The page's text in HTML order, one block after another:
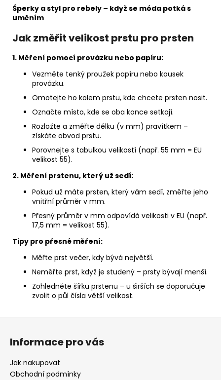
Šperky a styl pro rebely – když se móda potká s
uměním
Jak změřit velikost prstu pro prsten
1. Měření pomocí provázku nebo papíru:
Vezměte tenký proužek papíru nebo kousek
provázku.
Omotejte ho kolem prstu, kde chcete prsten nosit.
Označte místo, kde se oba konce setkají.
Rozložte a změřte délku (v mm) pravítkem –
získáte obvod prstu.
Porovnejte s tabulkou velikostí (např. 55 mm = EU
velikost 55).
2. Měření prstenu, který už sedí:
Pokud už máte prsten, který vám sedí, změřte jeho
vnitřní průměr v mm.
Přesný průměr v mm odpovídá velikosti v EU (např.
17,5 mm = velikost 55).
Tipy pro přesné měření:
Měřte prst večer, kdy bývá největší.
Neměřte prst, když je studený – prsty bývají menší.
Zohledněte šířku prstenu – u širších se doporučuje
zvolit o půl čísla větší velikost.
Informace pro vás
Jak nakupovat
Obchodní podmínky